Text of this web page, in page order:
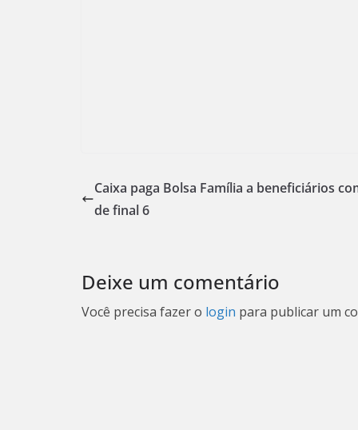
Caixa paga Bolsa Família a beneficiários
de final 6
Deixe um comentário
Você precisa fazer o login para publicar um